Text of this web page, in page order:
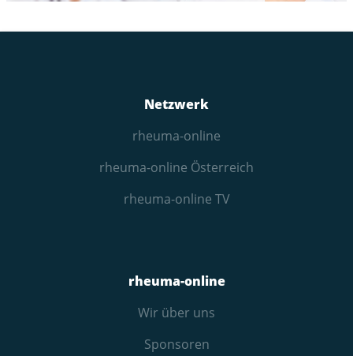
Netzwerk
rheuma-online
rheuma-online Österreich
rheuma-online TV
rheuma-online
Wir über uns
Sponsoren